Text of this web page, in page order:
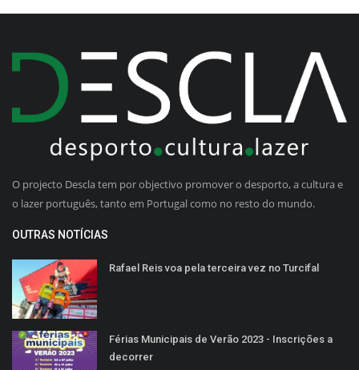
O projecto Descla tem por objectivo promover o desporto, a cultura e
o lazer português, tanto em Portugal como no resto do mundo.
OUTRAS NOTÍCIAS
Rafael Reis voa pela terceira vez no Turcifal
Férias Municipais de Verão 2023 - Inscrições a
decorrer